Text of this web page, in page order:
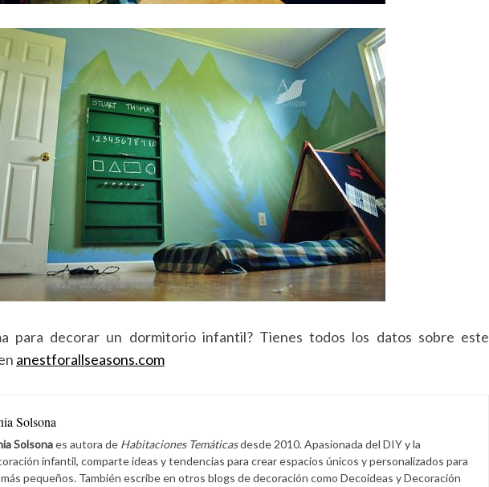
para decorar un dormitorio infantil? Tienes todos los datos sobre este
anestforallseasons.com
Solsona
Solsonaes autora de Habitaciones Temáticasdesde 2010. Apasionada del DIY y la
infantil, comparte ideas y tendencias para crear espacios únicos y personalizados para
pequeños. También escribe en otros blogs de decoración como Decoideas y Decoración